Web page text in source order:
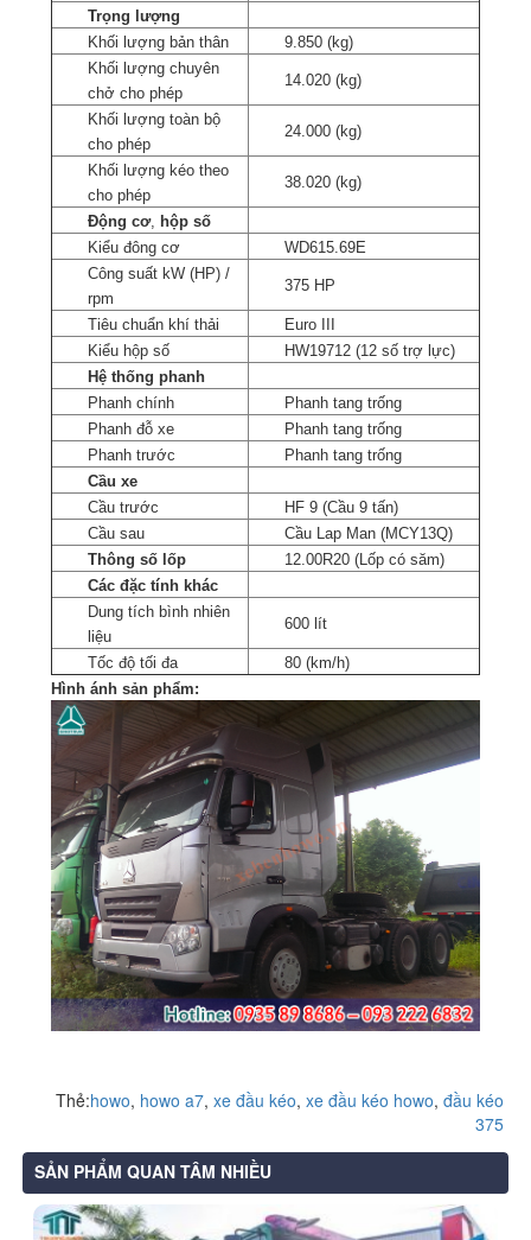
Trọng lượng
Khối lượng bản thân
9.850 (kg)
Khối lượng chuyên
chở cho phép
14.020 (kg)
Khối lượng toàn bộ
cho phép
24.000 (kg)
Khối lượng kéo theo
cho phép
38.020 (kg)
Động cơ, hộp số
Kiểu đông cơ
WD615.69E
Công suất kW (HP) /
rpm
375 HP
Tiêu chuẩn khí thải
Euro III
Kiểu hộp số
HW19712 (12 số trợ lực)
Hệ thống phanh
Phanh chính
Phanh tang trống
Phanh đỗ xe
Phanh tang trống
Phanh trước
Phanh tang trống
Cầu xe
Cầu trước
HF 9 (Cầu 9 tấn)
Cầu sau
Cầu Lap Man (MCY13Q)
Thông số lốp
12.00R20 (Lốp có săm)
Các đặc tính khác
Dung tích bình nhiên
liệu
600 lít
Tốc độ tối đa
80 (km/h)
Hình ánh sản phẩm:
Thẻ:howo, howo a7, xe đầu kéo, xe đầu kéo howo, đầu kéo
375
SẢN PHẨM QUAN TÂM NHIỀU